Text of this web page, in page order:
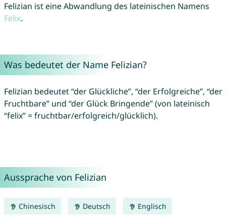
Felizian ist eine Abwandlung des lateinischen Namens
Felix.
Was bedeutet der Name Felizian?
Felizian bedeutet “der Glückliche”, “der Erfolgreiche”, “der
Fruchtbare” und “der Glück Bringende” (von lateinisch
“felix” = fruchtbar/erfolgreich/glücklich).
Aussprache von Felizian
Chinesisch Deutsch Englisch